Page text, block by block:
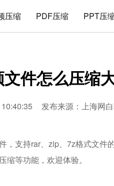
压缩 PDF压缩 PPT压
件怎么压缩
发布来源：上海网
支持rar、zip、7z格式文件
等功能，欢迎体验。